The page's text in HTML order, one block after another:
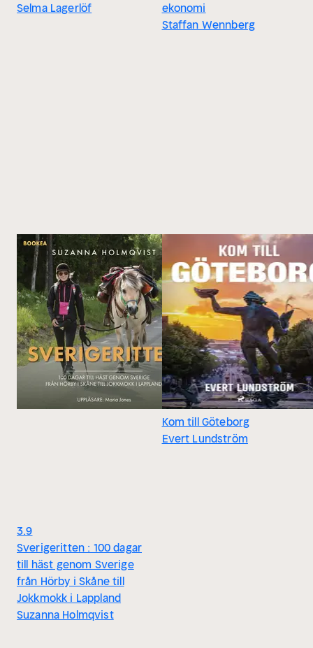
Selma Lagerlöf
ekonomi
Staffan Wennberg
3.9
Sverigeritten : 100 dagar
till häst genom Sverige
från Hörby i Skåne till
Jokkmokk i Lappland
Suzanna Holmqvist
Kom till Göteborg
Evert Lundström